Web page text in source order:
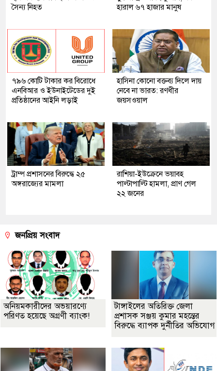
সৈন্য নিহত
হারাল ৬৭ হাজার মানুষ
৭৯৬ কোটি টাকার কর বিরোধে
এনবিআর ও ইউনাইটেডের দুই
প্রতিষ্ঠানের আইনি লড়াই
হাসিনা কোনো বক্তব্য দিলে দায়
নেবে না ভারত: রণধীর
জয়সওয়াল
ট্রাম্প প্রশাসনের বিরুদ্ধে ২৫
অঙ্গরাজ্যের মামলা
রাশিয়া-ইউক্রেনে ভয়াবহ
পাল্টাপাল্টি হামলা, প্রাণ গেল
২২ জনের
জনপ্রিয় সংবাদ
অনিয়মকারীদের অভয়ারণ্যে
পরিণত হয়েছে অগ্রণী ব্যাংক!
টাঙ্গাইলের অতিরিক্ত জেলা
প্রশাসক সঞ্জয় কুমার মহন্তের
বিরুদ্ধে ব্যাপক দুর্নীতির অভিযোগ